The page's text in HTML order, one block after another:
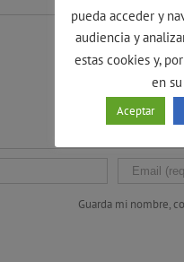
Guarda mi nombre,
pueda acceder y
audiencia y
estas cookies y,
en
Aceptar